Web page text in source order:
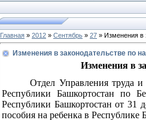
Главная » 2012 » Сентябрь » 27 » Изменения в
Изменения в законодательстве по
Изменения в
Отдел Управления труда
Республики Башкортостан по
Республики Башкортостан от 31
пособия на ребенка в